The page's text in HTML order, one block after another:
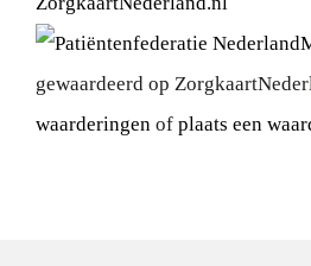
gewaardeerd op
waarderingenof plaats een